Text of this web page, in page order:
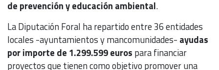
de prevención y educación ambiental.
La Diputación Foral ha repartido entre 36 entidades
locales -ayuntamientos y mancomunidades- ayudas
por importe de 1.299.599 euros para financiar
proyectos que tienen como objetivo promover una